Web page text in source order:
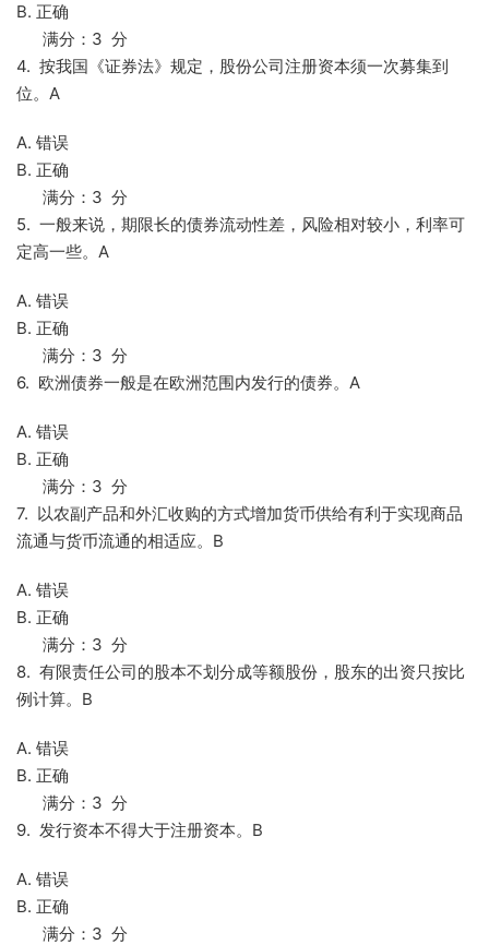
B. 正确
满分：3 分
4. 按我国《证券法》规定，股份公司注册资本须一次募集到
位。A
A. 错误
B. 正确
满分：3 分
5. 一般来说，期限长的债券流动性差，风险相对较小，利率可
定高一些。A
A. 错误
B. 正确
满分：3 分
6. 欧洲债券一般是在欧洲范围内发行的债券。A
A. 错误
B. 正确
满分：3 分
7. 以农副产品和外汇收购的方式增加货币供给有利于实现商品
流通与货币流通的相适应。B
A. 错误
B. 正确
满分：3 分
8. 有限责任公司的股本不划分成等额股份，股东的出资只按比
例计算。B
A. 错误
B. 正确
满分：3 分
9. 发行资本不得大于注册资本。B
A. 错误
B. 正确
满分：3 分